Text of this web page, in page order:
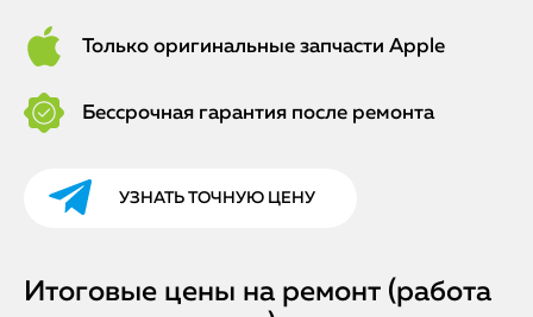
Только оригинальные запчасти Apple
Бессрочная гарантия после ремонта
УЗНАТЬ ТОЧНУЮ ЦЕНУ
Итоговые цены на ремонт (работа